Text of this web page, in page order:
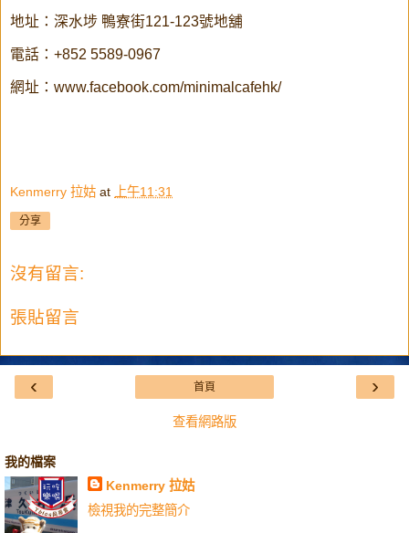
地址：深水埗 鴨寮街121-123號地舖
電話：+852 5589-0967
網址：www.facebook.com/minimalcafehk/
Kenmerry 拉姑 at 上午11:31
分享
沒有留言:
張貼留言
‹ ›
首頁
查看網路版
我的檔案
Kenmerry 拉姑
檢視我的完整簡介